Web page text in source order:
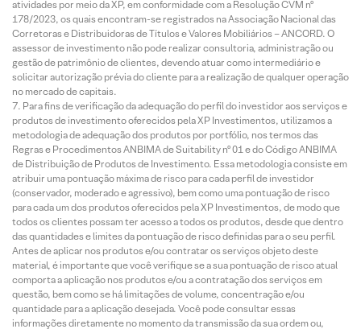
atividades por meio da XP, em conformidade com a Resolução CVM nº
178/2023, os quais encontram-se registrados na Associação Nacional das
Corretoras e Distribuidoras de Títulos e Valores Mobiliários – ANCORD. O
assessor de investimento não pode realizar consultoria, administração ou
gestão de patrimônio de clientes, devendo atuar como intermediário e
solicitar autorização prévia do cliente para a realização de qualquer operação
no mercado de capitais.
Para fins de verificação da adequação do perfil do investidor aos serviços e
produtos de investimento oferecidos pela XP Investimentos, utilizamos a
metodologia de adequação dos produtos por portfólio, nos termos das
Regras e Procedimentos ANBIMA de Suitability nº 01 e do Código ANBIMA
de Distribuição de Produtos de Investimento. Essa metodologia consiste em
atribuir uma pontuação máxima de risco para cada perfil de investidor
(conservador, moderado e agressivo), bem como uma pontuação de risco
para cada um dos produtos oferecidos pela XP Investimentos, de modo que
todos os clientes possam ter acesso a todos os produtos, desde que dentro
das quantidades e limites da pontuação de risco definidas para o seu perfil.
Antes de aplicar nos produtos e/ou contratar os serviços objeto deste
material, é importante que você verifique se a sua pontuação de risco atual
comporta a aplicação nos produtos e/ou a contratação dos serviços em
questão, bem como se há limitações de volume, concentração e/ou
quantidade para a aplicação desejada. Você pode consultar essas
informações diretamente no momento da transmissão da sua ordem ou,